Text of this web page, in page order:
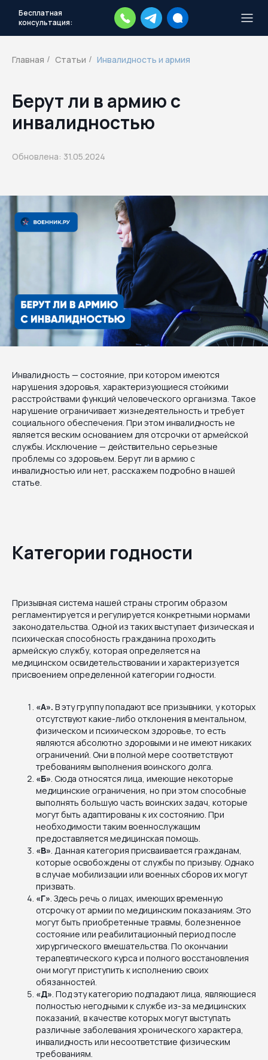
Бесплатная
консультация:
Главная / Статьи / Инвалидность и армия
Берут ли в армию с
инвалидностью
Обновлена: 31.05.2024
Инвалидность — состояние, при котором имеются
нарушения здоровья, характеризующиеся стойкими
расстройствами функций человеческого организма. Такое
нарушение ограничивает жизнедеятельность и требует
социального обеспечения. При этом инвалидность не
является веским основанием для отсрочки от армейской
службы. Исключение — действительно серьезные
проблемы со здоровьем. Берут ли в армию с
инвалидностью или нет, расскажем подробно в нашей
статье.
Категории годности
Призывная система нашей страны строгим образом
регламентируется и регулируется конкретными нормами
законодательства. Одной из таких выступает физическая и
психическая способность гражданина проходить
армейскую службу, которая определяется на
медицинском освидетельствовании и характеризуется
присвоением определенной категории годности.
«А». В эту группу попадают все призывники, у которых
отсутствуют какие-либо отклонения в ментальном,
физическом и психическом здоровье, то есть
являются абсолютно здоровыми и не имеют никаких
ограничений. Они в полной мере соответствуют
требованиям выполнения воинского долга.
«Б». Сюда относятся лица, имеющие некоторые
медицинские ограничения, но при этом способные
выполнять большую часть воинских задач, которые
могут быть адаптированы к их состоянию. При
необходимости таким военнослужащим
предоставляется медицинская помощь.
«В». Данная категория присваивается гражданам,
которые освобождены от службы по призыву. Однако
в случае мобилизации или военных сборов их могут
призвать.
«Г». Здесь речь о лицах, имеющих временную
отсрочку от армии по медицинским показаниям. Это
могут быть приобретенные травмы, болезненное
состояние или реабилитационный период после
хирургического вмешательства. По окончании
терапевтического курса и полного восстановления
они могут приступить к исполнению своих
обязанностей.
«Д». Под эту категорию подпадают лица, являющиеся
полностью негодными к службе из-за медицинских
показаний, в качестве которых могут выступать
различные заболевания хронического характера,
инвалидность или несоответствие физическим
требованиям.
каждый день.
действий